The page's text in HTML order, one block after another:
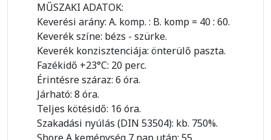
MŰSZAKI ADATOK:
Keverési arány: A. komp. : B. komp = 40 : 60.
Keverék színe: bézs - szürke.
Keverék konzisztenciája: önterülő paszta.
Fazékidő +23°C: 20 perc.
Érintésre száraz: 6 óra.
Járható: 8 óra.
Teljes kötésidő: 16 óra.
Szakadási nyúlás (DIN 53504): kb. 750%.